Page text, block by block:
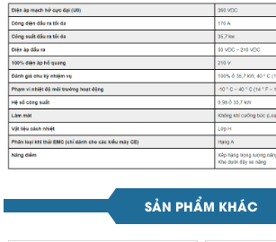
SẢN PHẨM KHÁC